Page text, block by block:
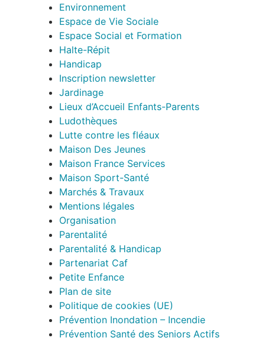
Environnement
Espace de Vie Sociale
Espace Social et Formation
Halte-Répit
Handicap
Inscription newsletter
Jardinage
Lieux d’Accueil Enfants-Parents
Ludothèques
Lutte contre les fléaux
Maison Des Jeunes
Maison France Services
Maison Sport-Santé
Marchés & Travaux
Mentions légales
Organisation
Parentalité
Parentalité & Handicap
Partenariat Caf
Petite Enfance
Plan de site
Politique de cookies (UE)
Prévention Inondation – Incendie
Prévention Santé des Seniors Actifs